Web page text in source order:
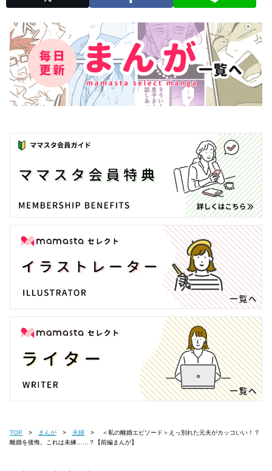
TOP まんが 夫婦
離婚を後悔。これは未練……？【前編まんが】